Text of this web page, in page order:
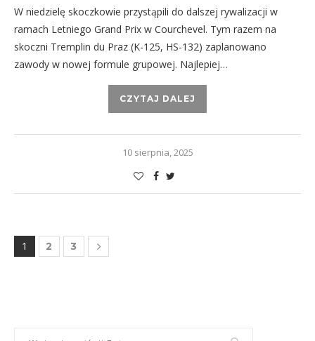
W niedzielę skoczkowie przystąpili do dalszej rywalizacji w
ramach Letniego Grand Prix w Courchevel. Tym razem na
skoczni Tremplin du Praz (K-125, HS-132) zaplanowano
zawody w nowej formule grupowej. Najlepiej…
CZYTAJ DALEJ
10 sierpnia, 2025
1 2 3